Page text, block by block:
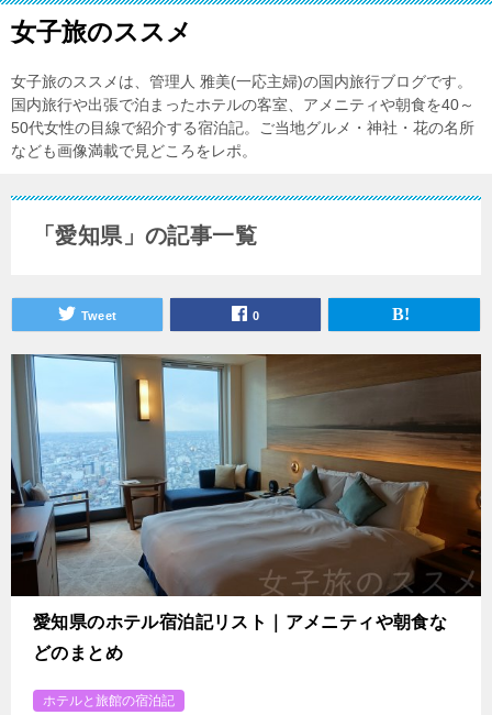
女子旅のススメ
女子旅のススメは、管理人 雅美(一応主婦)の国内旅行ブログです。
国内旅行や出張で泊まったホテルの客室、アメニティや朝食を40～
50代女性の目線で紹介する宿泊記。ご当地グルメ・神社・花の名所
なども画像満載で見どころをレポ。
「愛知県」の記事一覧
Tweet 0
愛知県のホテル宿泊記リスト｜アメニティや朝食な
どのまとめ
ホテルと旅館の宿泊記